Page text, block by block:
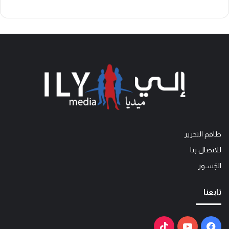
طاقم التحرير
للاتصال بنا
الجَســور
تابعنا
فيسبوكيوتيوب ‫TikTok